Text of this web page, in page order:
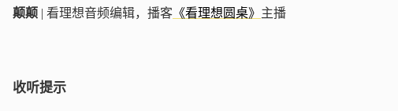
颠颠 | 看理想音频编辑，播客 《看理想圆桌》 主播
收听提示